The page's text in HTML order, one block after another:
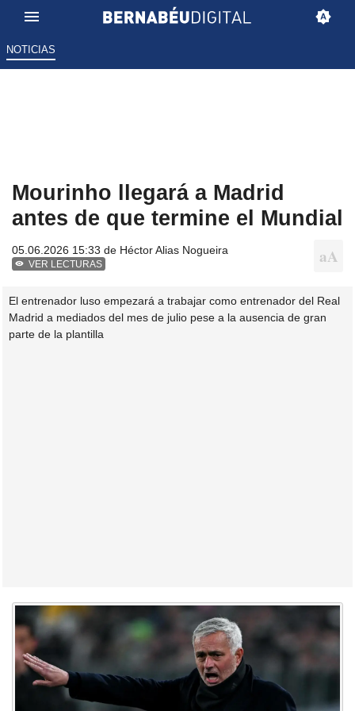
NOTICIAS
Mourinho llegará a Madrid
antes de que termine el Mundial
05.06.2026 15:33 de Héctor Alias Nogueira
VER LECTURAS
El entrenador luso empezará a trabajar como entrenador del Real
Madrid a mediados del mes de julio pese a la ausencia de gran
parte de la plantilla